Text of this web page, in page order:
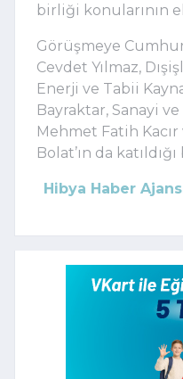
birliği konularının
Görüşmeye
Cevdet Yılmaz,
Enerji ve Tabii
Bayraktar, Sanayi
Mehmet Fatih
Bolat’ın da
Hibya Haber